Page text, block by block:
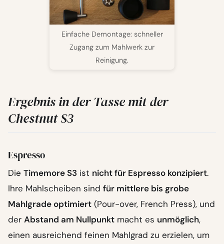
Einfache Demontage: schneller
Zugang zum Mahlwerk zur
Reinigung.
Ergebnis in der Tasse mit der
Chestnut S3
Espresso
Die Timemore S3 ist nicht für Espresso konzipiert.
Ihre Mahlscheiben sind für mittlere bis grobe
Mahlgrade optimiert (Pour-over, French Press), und
der Abstand am Nullpunkt macht es unmöglich,
einen ausreichend feinen Mahlgrad zu erzielen, um